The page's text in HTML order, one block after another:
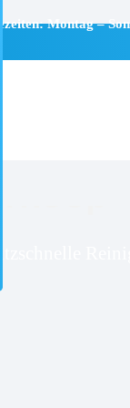
Montag –